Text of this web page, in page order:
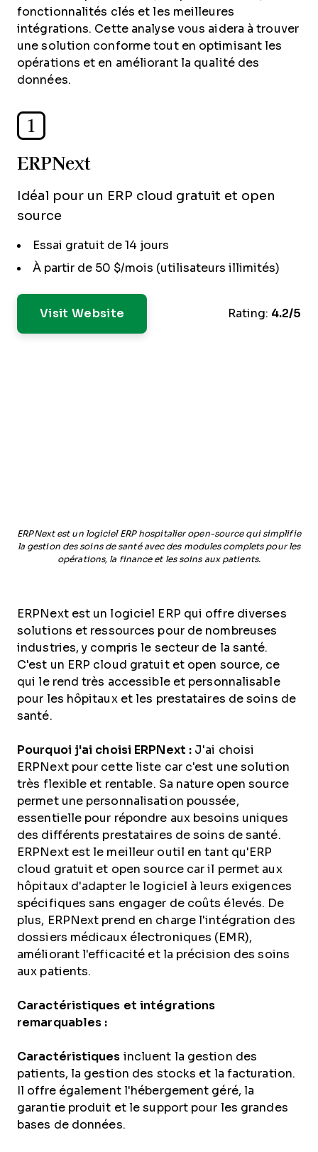
fonctionnalités clés et les meilleures
intégrations. Cette analyse vous aidera à trouver
une solution conforme tout en optimisant les
opérations et en améliorant la qualité des
données.
1
ERPNext
Idéal pour un ERP cloud gratuit et open
source
Essai gratuit de 14 jours
À partir de 50 $/mois (utilisateurs illimités)
Visit Website Rating: 4.2/5
ERPNext est un logiciel ERP hospitalier open-source qui simplifie
la gestion des soins de santé avec des modules complets pour les
opérations, la finance et les soins aux patients.
ERPNext est un logiciel ERP qui offre diverses
solutions et ressources pour de nombreuses
industries, y compris le secteur de la santé.
C'est un ERP cloud gratuit et open source, ce
qui le rend très accessible et personnalisable
pour les hôpitaux et les prestataires de soins de
santé.
Pourquoi j'ai choisi ERPNext : J'ai choisi
ERPNext pour cette liste car c'est une solution
très flexible et rentable. Sa nature open source
permet une personnalisation poussée,
essentielle pour répondre aux besoins uniques
des différents prestataires de soins de santé.
ERPNext est le meilleur outil en tant qu'ERP
cloud gratuit et open source car il permet aux
hôpitaux d'adapter le logiciel à leurs exigences
spécifiques sans engager de coûts élevés. De
plus, ERPNext prend en charge l'intégration des
dossiers médicaux électroniques (EMR),
améliorant l'efficacité et la précision des soins
aux patients.
Caractéristiques et intégrations
remarquables :
Caractéristiques incluent la gestion des
patients, la gestion des stocks et la facturation.
Il offre également l'hébergement géré, la
garantie produit et le support pour les grandes
bases de données.